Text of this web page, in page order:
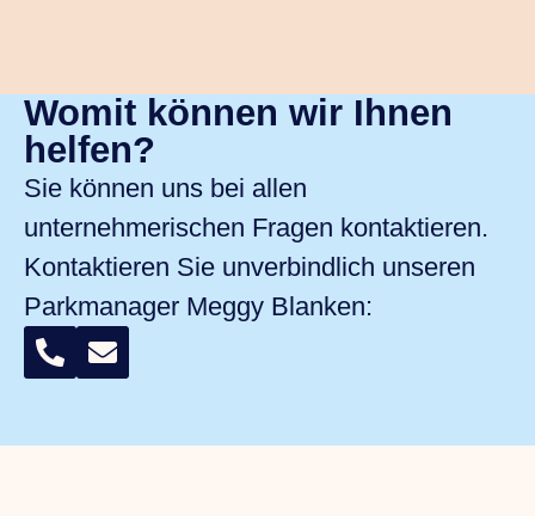
Womit können wir Ihnen
helfen?
Sie können uns bei allen
unternehmerischen Fragen kontaktieren.
Kontaktieren Sie unverbindlich unseren
Parkmanager Meggy Blanken: